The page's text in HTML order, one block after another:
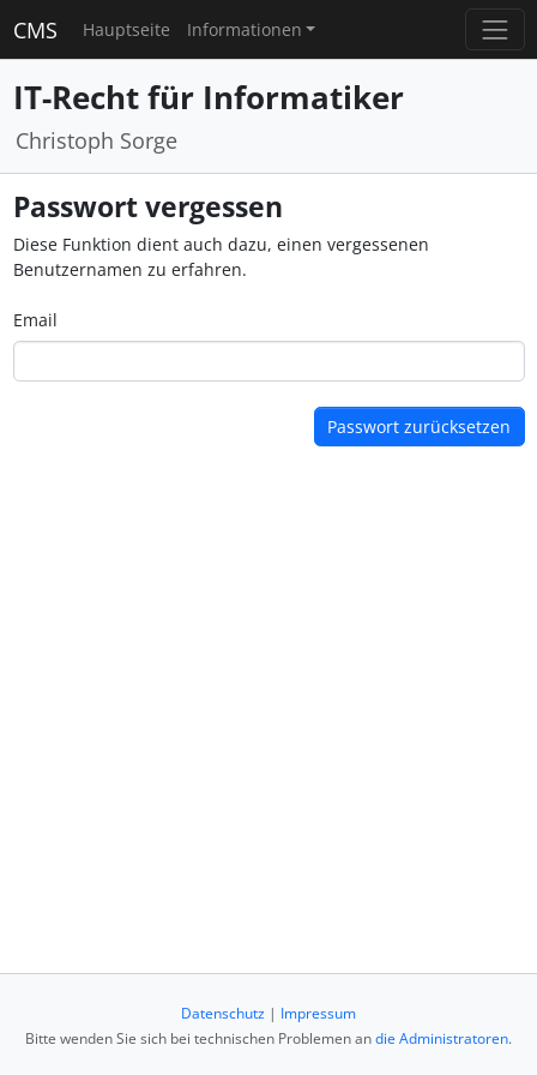
CMS Hauptseite Informationen
IT-Recht für Informatiker
Christoph Sorge
Passwort vergessen
Diese Funktion dient auch dazu, einen vergessenen
Benutzernamen zu erfahren.
Email
Datenschutz | Impressum
Bitte wenden Sie sich bei technischen Problemen andie Administratoren.